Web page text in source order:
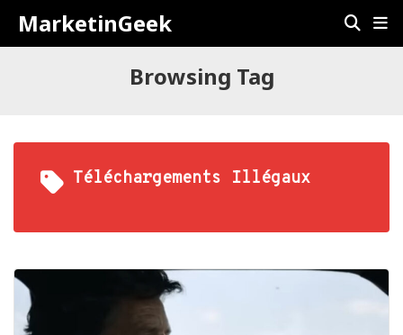
MarketinGeek
Browsing Tag
Téléchargements Illégaux